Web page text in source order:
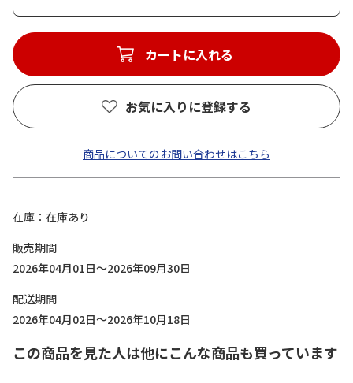
カートに入れる
お気に入りに登録する
商品についてのお問い合わせはこちら
在庫
在庫あり
販売期間
2026年04月01日～2026年09月30日
配送期間
2026年04月02日～2026年10月18日
この商品を見た人は他にこんな商品も買っています